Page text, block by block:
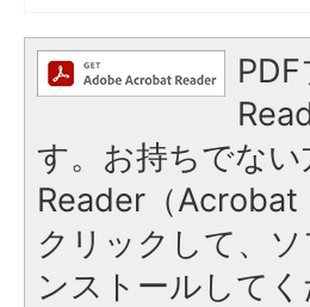
す。お持ちでな
Reader（Acrobat
クリックして、
ンストールしてく